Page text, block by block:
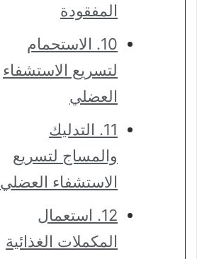
المفقودة
10. الاستحمام
لتسريع الاستشفاء
العضلي
11. التدليك
والمساج لتسريع
الاستشفاء العضلي
12. استعمال
المكملات الغذائية